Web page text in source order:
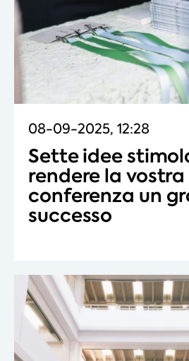
08-09-2025, 12:28
Sette idee
rendere la vostra
conferenza un
successo